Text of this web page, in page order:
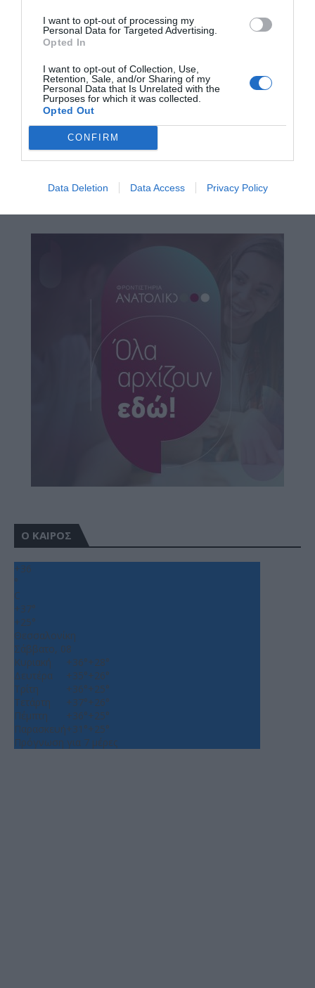
I want to opt-out of processing my
Personal Data for Targeted Advertising.
Opted In
I want to opt-out of Collection, Use,
Retention, Sale, and/or Sharing of my
Personal Data that Is Unrelated with the
Purposes for which it was collected.
Opted Out
CONFIRM
Data Deletion Data Access Privacy Policy
Ο ΚΑΙΡΟΣ
+36
°
C
+37°
+25°
Θεσσαλονίκη
Σάββατο, 08
Κυριακή
+36°+28°
Δευτέρα
+35°+26°
Τρίτη
+36°+25°
Τετάρτη
+37°+26°
Πέμπτη
+36°+25°
Παρασκευή+31°+25°
Πρόγνωση για 7 μέρες